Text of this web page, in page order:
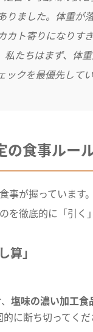
りました。体重が
カト寄りになりす
私たちはまず、体
クを最優先してい
の食事ルー
事が握っています
徹底的に「引く
算」
塩味の濃い加工食
に断ち切ってくだ